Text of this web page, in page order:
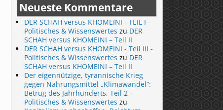
Neueste Kommentare
DER SCHAH versus KHOMEINI - TEIL I -
Politisches & Wissenswertes zu DER
SCHAH versus KHOMEINI – Teil II
DER SCHAH versus KHOMEINI - Teil III -
Politisches & Wissenswertes zu DER
SCHAH versus KHOMEINI – Teil II
Der eigennützige, tyrannische Krieg
gegen Nahrungsmittel „Klimawandel“:
Betrug des Jahrhunderts, Teil 2 -
Politisches & Wissenswertes zu